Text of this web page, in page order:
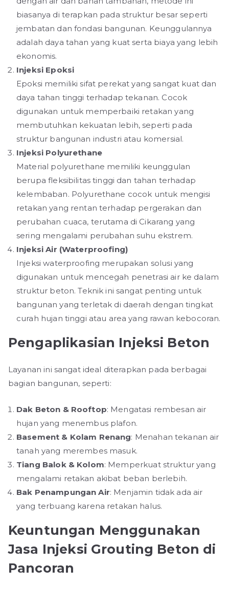
biasanya di terapkan pada struktur besar seperti
jembatan dan fondasi bangunan. Keunggulannya
adalah daya tahan yang kuat serta biaya yang lebih
ekonomis.
Injeksi Epoksi
Epoksi memiliki sifat perekat yang sangat kuat dan
daya tahan tinggi terhadap tekanan. Cocok
digunakan untuk memperbaiki retakan yang
membutuhkan kekuatan lebih, seperti pada
struktur bangunan industri atau komersial.
Injeksi Polyurethane
Material polyurethane memiliki keunggulan
berupa fleksibilitas tinggi dan tahan terhadap
kelembaban. Polyurethane cocok untuk mengisi
retakan yang rentan terhadap pergerakan dan
perubahan cuaca, terutama di Cikarang yang
sering mengalami perubahan suhu ekstrem.
Injeksi Air (Waterproofing)
Injeksi waterproofing merupakan solusi yang
digunakan untuk mencegah penetrasi air ke dalam
struktur beton. Teknik ini sangat penting untuk
bangunan yang terletak di daerah dengan tingkat
curah hujan tinggi atau area yang rawan kebocoran.
Pengaplikasian Injeksi Beton
Layanan ini sangat ideal diterapkan pada berbagai
bagian bangunan, seperti:
Dak Beton & Rooftop: Mengatasi rembesan air
hujan yang menembus plafon.
Basement & Kolam Renang: Menahan tekanan air
tanah yang merembes masuk.
Tiang Balok & Kolom: Memperkuat struktur yang
mengalami retakan akibat beban berlebih.
Bak Penampungan Air: Menjamin tidak ada air
yang terbuang karena retakan halus.
Keuntungan Menggunakan
Jasa Injeksi Grouting Beton di
Pancoran